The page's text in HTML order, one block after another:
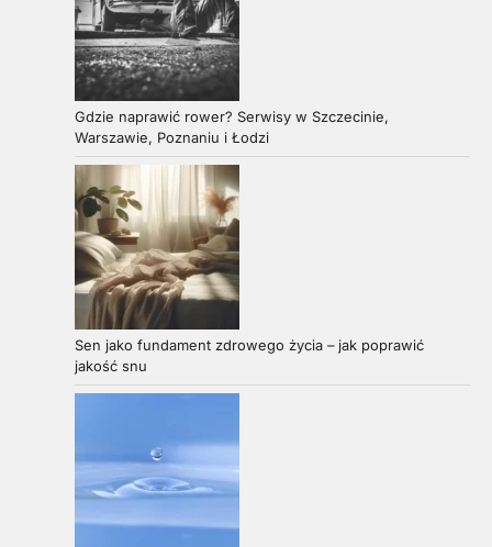
Gdzie naprawić rower? Serwisy w Szczecinie,
Warszawie, Poznaniu i Łodzi
Sen jako fundament zdrowego życia – jak poprawić
jakość snu